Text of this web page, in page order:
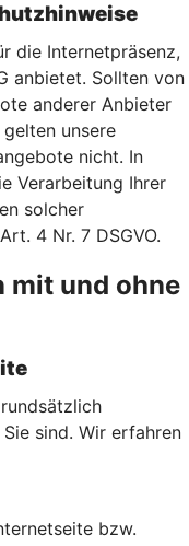
die Internetpräsenz,
anbietet. Sollten von
anderer Anbieter
unsere
nicht. In
Verarbeitung Ihrer
solcher
4 Nr. 7 DSGVO.
mit und ohne
sind. Wir erfahren
bzw.